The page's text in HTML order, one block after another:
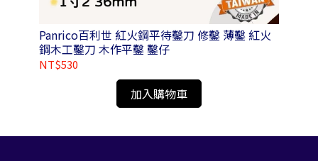
Panrico百利世 紅火鋼平待鑿刀 修鑿 薄鑿 紅火
鋼木工鑿刀 木作平鑿 鑿仔
NT$530
加入購物車